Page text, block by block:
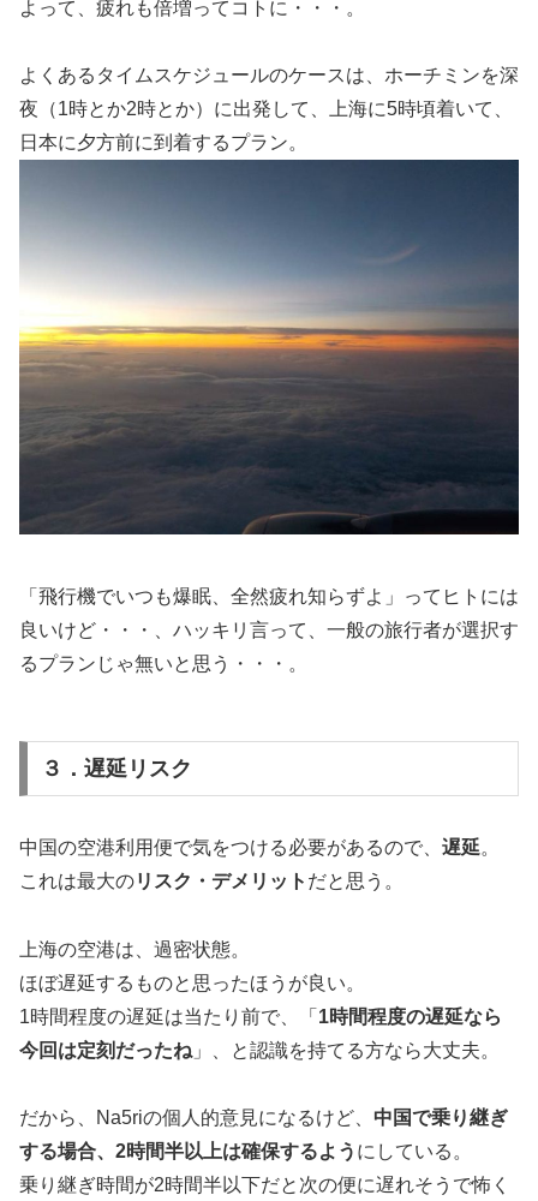
よって、疲れも倍増ってコトに・・・。
よくあるタイムスケジュールのケースは、ホーチミンを深
夜（1時とか2時とか）に出発して、上海に5時頃着いて、
日本に夕方前に到着するプラン。
「飛行機でいつも爆眠、全然疲れ知らずよ」ってヒトには
良いけど・・・、ハッキリ言って、一般の旅行者が選択す
るプランじゃ無いと思う・・・。
３．遅延リスク
中国の空港利用便で気をつける必要があるので、 遅延。
これは最大のリスク・デメリット だと思う。
上海の空港は、過密状態。
ほぼ遅延するものと思ったほうが良い。
1時間程度の遅延は当たり前で、「 1時間程度の遅延なら
今回は定刻だったね 」、と認識を持てる方なら大丈夫。
だから、Na5riの個人的意見になるけど、 中国で乗り継ぎ
する場合、2時間半以上は確保するよう にしている。
乗り継ぎ時間が2時間半以下だと次の便に遅れそうで怖く